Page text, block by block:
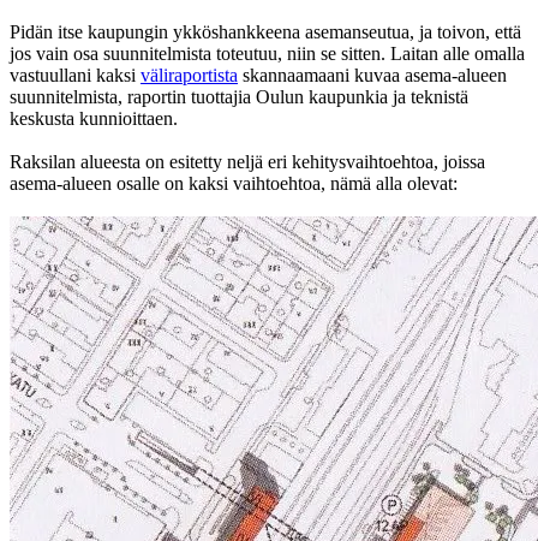
Pidän itse kaupungin ykköshankkeena asemanseutua, ja toivon, että
jos vain osa suunnitelmista toteutuu, niin se sitten. Laitan alle omalla
vastuullani kaksi väliraportista skannaamaani kuvaa asema-alueen
suunnitelmista, raportin tuottajia Oulun kaupunkia ja teknistä
keskusta kunnioittaen.
Raksilan alueesta on esitetty neljä eri kehitysvaihtoehtoa, joissa
asema-alueen osalle on kaksi vaihtoehtoa, nämä alla olevat: